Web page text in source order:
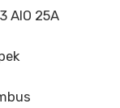
AIO 25A